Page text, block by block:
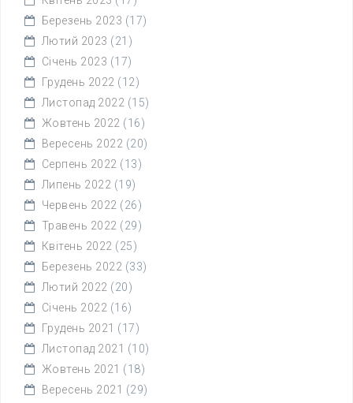
Березень 2023 (17)
Лютий 2023 (21)
Січень 2023 (17)
Грудень 2022 (12)
Листопад 2022 (15)
Жовтень 2022 (16)
Вересень 2022 (20)
Серпень 2022 (13)
Липень 2022 (19)
Червень 2022 (26)
Травень 2022 (29)
Квітень 2022 (25)
Березень 2022 (33)
Лютий 2022 (20)
Січень 2022 (16)
Грудень 2021 (17)
Листопад 2021 (10)
Жовтень 2021 (18)
Вересень 2021 (29)